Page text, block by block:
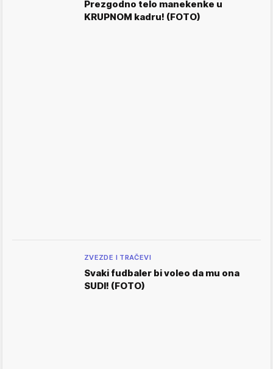
Prezgodno telo manekenke u
KRUPNOM kadru! (FOTO)
ZVEZDE I TRAČEVI
Svaki fudbaler bi voleo da mu ona
SUDI! (FOTO)